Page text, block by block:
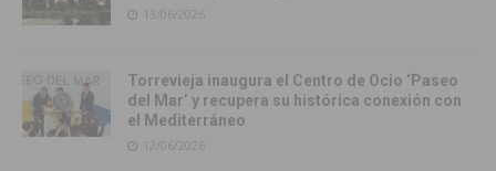
13/06/2026
Torrevieja inaugura el Centro de Ocio ‘Paseo
del Mar’ y recupera su histórica conexión con
el Mediterráneo
12/06/2026